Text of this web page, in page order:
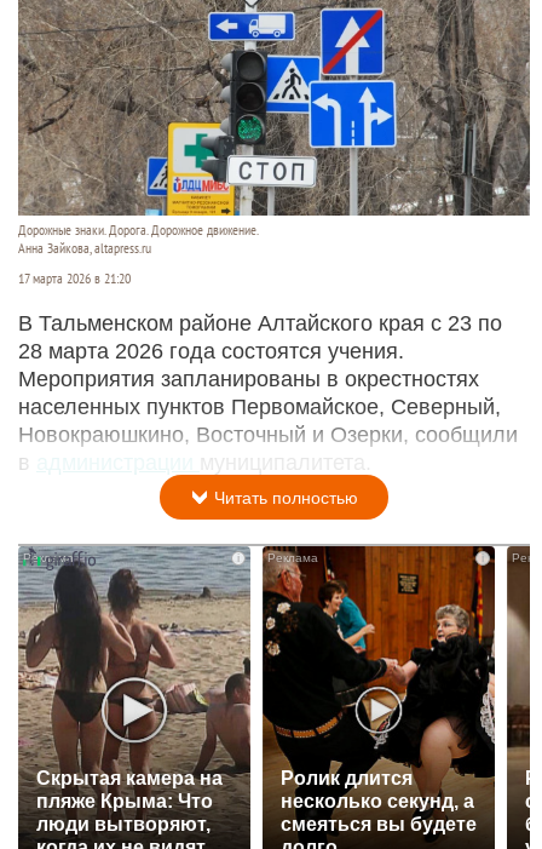
Дорожные знаки. Дорога. Дорожное движение.
Анна Зайкова, altapress.ru
17 марта 2026 в 21:20
В Тальменском районе Алтайского края с 23 по
28 марта 2026 года состоятся учения.
Мероприятия запланированы в окрестностях
населенных пунктов Первомайское, Северный,
Новокраюшкино, Восточный и Озерки, сообщили
в
муниципалитета.
Читать полностью
i
Скрытая камера на
пляже Крыма: Что
люди вытворяют,
Ролик длится
несколько секунд, а
смеяться вы будете